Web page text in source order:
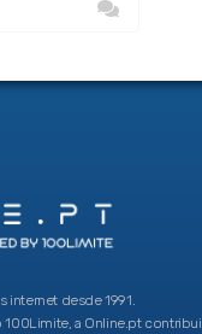
internet desde 1991.
a Online.pt contribui